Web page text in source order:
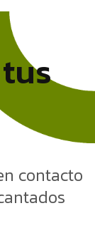
tus
contacto